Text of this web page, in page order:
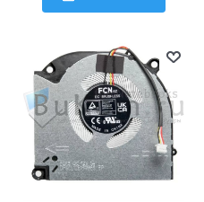
Sunon EG50050S1-1C201-S9A
2.25W (4pin)